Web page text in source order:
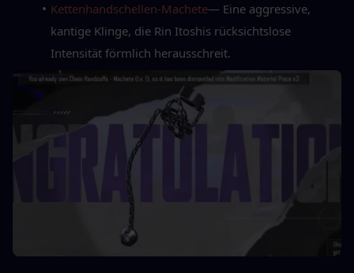
Kettenhandschellen-Machete— Eine aggressive,
kantige Klinge, die Rin Itoshis rücksichtslose
Intensität förmlich herausschreit.